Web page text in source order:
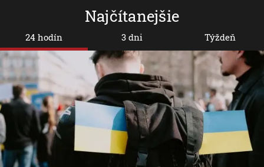
Najčítanejšie
24 hodín 3 dni Týždeň